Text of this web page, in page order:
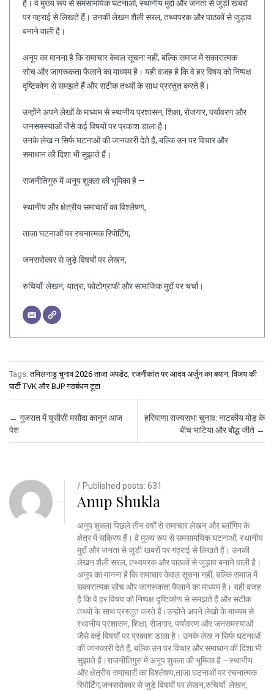
हैं। वे मुख्य रूप से समसामयिक घटनाओं, स्थानीय मुद्दों और जनता से जुड़ी खबरों
पर गहराई से लिखते हैं। उनकी लेखन शैली सरल, तथ्यपरक और पाठकों से जुड़ाव
बनाने वाली है।
अनूप का मानना है कि समाचार केवल सूचना नहीं, बल्कि समाज में सकारात्मक
सोच और जागरूकता फैलाने का माध्यम है। यही वजह है कि वे हर विषय को निष्पक्ष
दृष्टिकोण से समझते हैं और सटीक तथ्यों के साथ प्रस्तुत करते हैं।
उन्होंने अपने लेखों के माध्यम से स्थानीय प्रशासन, शिक्षा, रोजगार, पर्यावरण और
जनसमस्याओं जैसे कई विषयों पर प्रकाश डाला है।
उनके लेख न सिर्फ घटनाओं की जानकारी देते हैं, बल्कि उन पर विचार और
समाधान की दिशा भी सुझाते हैं।
राजनीतिगुरु में अनूप शुक्ला की भूमिका है —
स्थानीय और क्षेत्रीय समाचारों का विश्लेषण,
ताज़ा घटनाओं पर रचनात्मक रिपोर्टिंग,
जनसरोकार से जुड़े विषयों पर लेखन,
रुचियाँ: लेखन, यात्रा, फोटोग्राफी और सामाजिक मुद्दों पर चर्चा।
Tags:तमिलनाडु चुनाव 2026 ताजा अपडेट,रजनीकांत पर आदव अर्जुन का बयान,विजय की
पार्टी TVK और BJP गठबंधन टूटा
Post navigation
← गुजरात में यूसीसी मसौदा कानून आज
पेश
हरियाणा राज्यसभा चुनाव: नाटकीय मोड़ के
बीच भाटिया और बौद्ध जीते →
/ Published posts: 631
Anup Shukla
अनूप शुक्ला पिछले तीन वर्षों से समाचार लेखन और ब्लॉगिंग के
क्षेत्र में सक्रिय हैं। वे मुख्य रूप से समसामयिक घटनाओं, स्थानीय
मुद्दों और जनता से जुड़ी खबरों पर गहराई से लिखते हैं। उनकी
लेखन शैली सरल, तथ्यपरक और पाठकों से जुड़ाव बनाने वाली है।
अनूप का मानना है कि समाचार केवल सूचना नहीं, बल्कि समाज में
सकारात्मक सोच और जागरूकता फैलाने का माध्यम है। यही वजह
है कि वे हर विषय को निष्पक्ष दृष्टिकोण से समझते हैं और सटीक
तथ्यों के साथ प्रस्तुत करते हैं।उन्होंने अपने लेखों के माध्यम से
स्थानीय प्रशासन, शिक्षा, रोजगार, पर्यावरण और जनसमस्याओं
जैसे कई विषयों पर प्रकाश डाला है। उनके लेख न सिर्फ घटनाओं
की जानकारी देते हैं, बल्कि उन पर विचार और समाधान की दिशा भी
सुझाते हैं।राजनीतिगुरु में अनूप शुक्ला की भूमिका है —स्थानीय
और क्षेत्रीय समाचारों का विश्लेषण,ताज़ा घटनाओं पर रचनात्मक
रिपोर्टिंग,जनसरोकार से जुड़े विषयों पर लेखन,रुचियाँ: लेखन,